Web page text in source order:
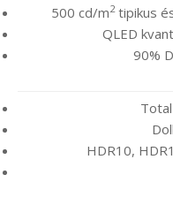
500 cd/m2tipikus
QLED
90%
HDR10,